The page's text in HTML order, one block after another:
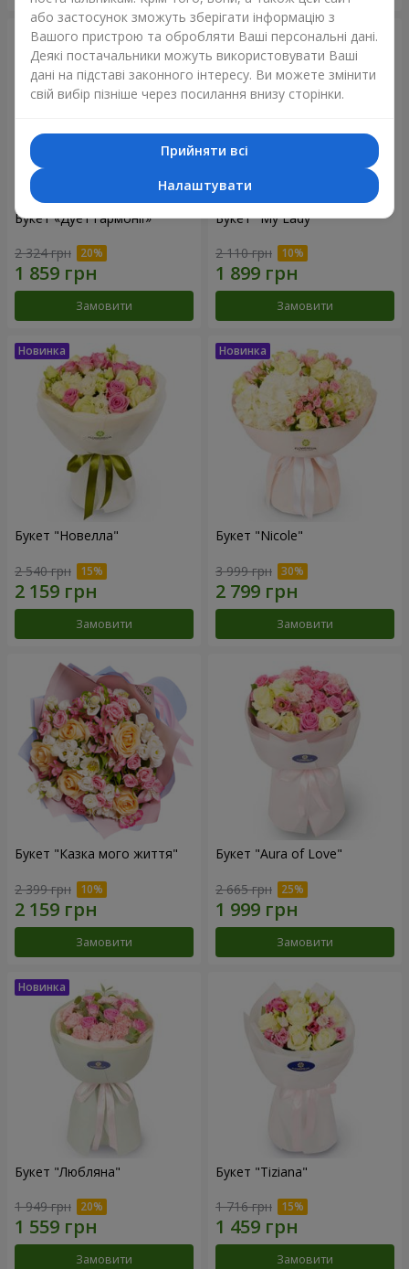
Букет «Дует гармонії»
2 324 грн
Замовити
Букет "My Lady"
2 110 грн
Замовити
Букет "Новелла"
2 540 грн
Замовити
Букет "Nicole"
3 999 грн
Замовити
Букет "Казка мого життя"
2 399 грн
Замовити
Букет "Aura of Love"
2 665 грн
Замовити
Букет "Любляна"
1 949 грн
Замовити
Букет "Tiziana"
1 716 грн
Замовити
або застосунок зможуть зберігати інформацію з
Вашого пристрою та обробляти Ваші персональні дані.
Деякі постачальники можуть використовувати Ваші
дані на підставі законного інтересу. Ви можете змінити
свій вибір пізніше через посилання внизу сторінки.
Прийняти всі
Налаштувати